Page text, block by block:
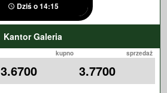
Dziś o 14:15
Kantor Galeria
kupno sprzedaż
3.6700 3.7700